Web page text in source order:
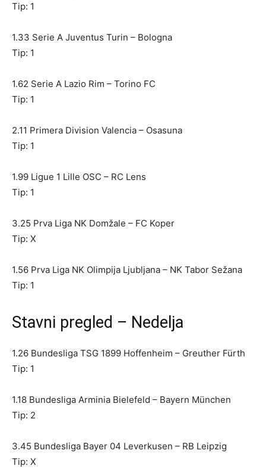
Tip: 1
1.33 Serie A Juventus Turin – Bologna
Tip: 1
1.62 Serie A Lazio Rim – Torino FC
Tip: 1
2.11 Primera Division Valencia – Osasuna
Tip: 1
1.99 Ligue 1 Lille OSC – RC Lens
Tip: 1
3.25 Prva Liga NK Domžale – FC Koper
Tip: X
1.56 Prva Liga NK Olimpija Ljubljana – NK Tabor Sežana
Tip: 1
Stavni pregled – Nedelja
1.26 Bundesliga TSG 1899 Hoffenheim – Greuther Fürth
Tip: 1
1.18 Bundesliga Arminia Bielefeld – Bayern München
Tip: 2
3.45 Bundesliga Bayer 04 Leverkusen – RB Leipzig
Tip: X